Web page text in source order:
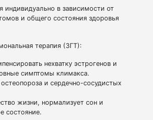
индивидуально в зависимости от
и общего состояния здоровья
терапия (ЗГТ):
нехватку эстрогенов и
симптомы климакса.
и сердечно-сосудистых
жизни, нормализует сон и
состояние.